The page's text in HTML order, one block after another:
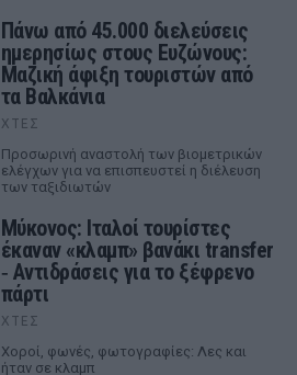
Πάνω από 45.000 διελεύσεις
ημερησίως στους Ευζώνους:
Μαζική άφιξη τουριστών από
τα Βαλκάνια
ΧΤΕΣ
Προσωρινή αναστολή των βιομετρικών
ελέγχων για να επισπευστεί η διέλευση
των ταξιδιωτών
Μύκονος: Ιταλοί τουρίστες
έκαναν «κλαμπ» βανάκι transfer
‑ Αντιδράσεις για το ξέφρενο
πάρτι
ΧΤΕΣ
Χοροί, φωνές, φωτογραφίες: Λες και
ήταν σε κλαμπ